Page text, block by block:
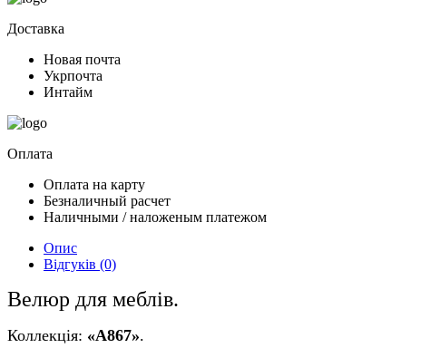
Доставка
Новая почта
Укрпочта
Интайм
Оплата
Оплата на карту
Безналичный расчет
Наличными / наложеным платежом
Опис
Відгуків (0)
Велюр для меблів.
Коллекція: «A867».